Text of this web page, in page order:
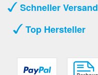
Schneller Versand
Top Hersteller